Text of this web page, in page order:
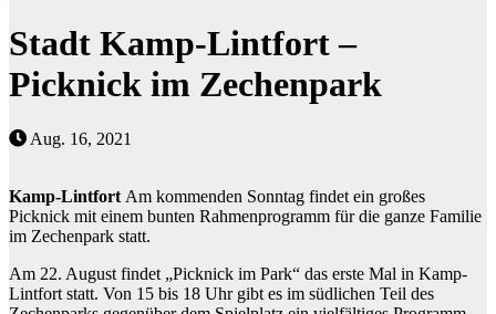
Stadt Kamp-Lintfort –
Picknick im Zechenpark
Aug. 16, 2021
Kamp-Lintfort Am kommenden Sonntag findet ein großes
Picknick mit einem bunten Rahmenprogramm für die ganze Familie
im Zechenpark statt.
Am 22. August findet „Picknick im Park“ das erste Mal in Kamp-
Lintfort statt. Von 15 bis 18 Uhr gibt es im südlichen Teil des